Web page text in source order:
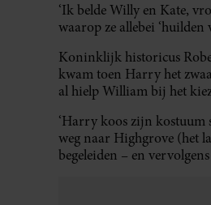
‘Ik belde Willy en Kate,
waarop ze allebei ‘huilden
Koninklijk historicus
kwam toen Harry het
al hielp William bij het
‘Harry koos zijn kostuum
weg naar Highgrove (het
begeleiden – en